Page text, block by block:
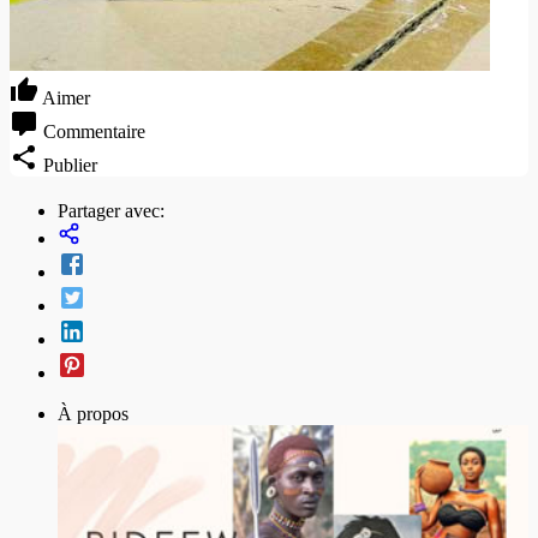
Aimer
Commentaire
Publier
Partager avec:
À propos